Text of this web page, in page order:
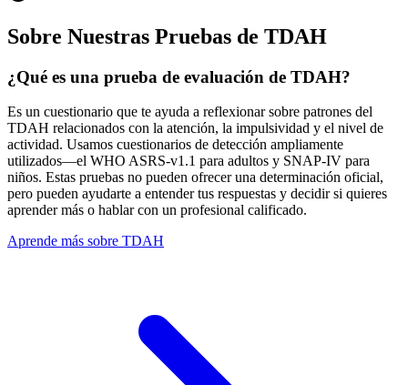
Sobre Nuestras Pruebas de TDAH
¿Qué es una prueba de evaluación de TDAH?
Es un cuestionario que te ayuda a reflexionar sobre patrones del
TDAH relacionados con la atención, la impulsividad y el nivel de
actividad. Usamos cuestionarios de detección ampliamente
utilizados—el WHO ASRS-v1.1 para adultos y SNAP-IV para
niños. Estas pruebas no pueden ofrecer una determinación oficial,
pero pueden ayudarte a entender tus respuestas y decidir si quieres
aprender más o hablar con un profesional calificado.
Aprende más sobre TDAH